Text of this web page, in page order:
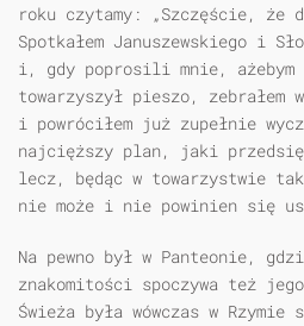
roku czytamy: „Szczęście, że
Spotkałem Januszewskiego i
i, gdy poprosili mnie, ażebym
towarzyszył pieszo, zebrałem
i powróciłem już zupełnie
najcięższy plan, jaki
lecz, będąc w towarzystwie
nie może i nie powinien się
Na pewno był w Panteonie,
znakomitości spoczywa też
Świeża była wówczas w Rzymie